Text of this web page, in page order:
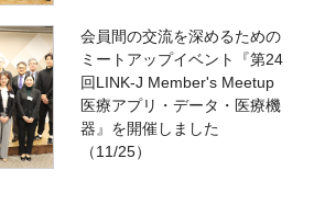
会員間の交流を深めるための
ミートアップイベント『第24
回LINK-J Member's Meetup
医療アプリ・データ・医療機
器』を開催しました
（11/25）